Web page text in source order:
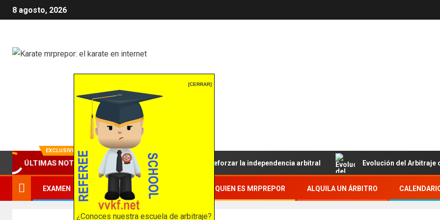
[CERRAR]
¿Conoces nuestra escuela de arbitraje?
8 agosto, 2026
Karate mrprepor: el karate en
EXCLUSIVO
ÚLTIMAS NOTICIAS
el ámbito del arbitraje deportivo: una propuesta para reforzar la independencia arbitral Evolución del Arbitraje de Kata
EXAMEN COMUNÍCATE CON NOSOTROS QUIEN ES MRPREPOR ALQUILA UN ÁRBITRO